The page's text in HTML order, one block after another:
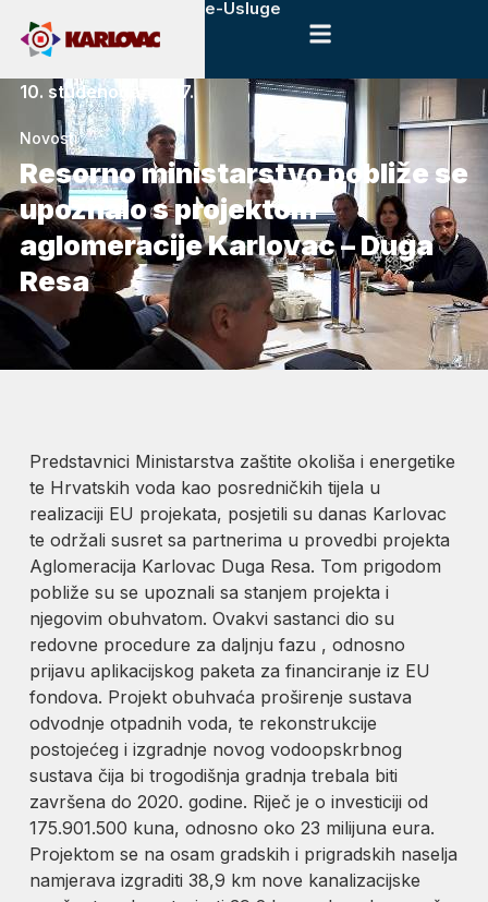
e-Usluge
10. studenoga, 2017.
Novosti
Resorno ministarstvo pobliže se
upoznalo s projektom
aglomeracije Karlovac – Duga
Resa
Predstavnici Ministarstva zaštite okoliša i energetike
te Hrvatskih voda kao posredničkih tijela u
realizaciji EU projekata, posjetili su danas Karlovac
te održali susret sa partnerima u provedbi projekta
Aglomeracija Karlovac Duga Resa. Tom prigodom
pobliže su se upoznali sa stanjem projekta i
njegovim obuhvatom. Ovakvi sastanci dio su
redovne procedure za daljnju fazu , odnosno
prijavu aplikacijskog paketa za financiranje iz EU
fondova. Projekt obuhvaća proširenje sustava
odvodnje otpadnih voda, te rekonstrukcije
postojećeg i izgradnje novog vodoopskrbnog
sustava čija bi trogodišnja gradnja trebala biti
završena do 2020. godine. Riječ je o investiciji od
175.901.500 kuna, odnosno oko 23 milijuna eura.
Projektom se na osam gradskih i prigradskih naselja
namjerava izgraditi 38,9 km nove kanalizacijske